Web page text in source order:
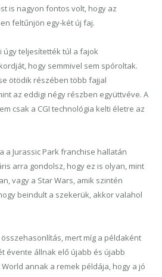
is nagyon fontos volt, hogy az
feltűnjön egy-két új faj.
úgy teljesítették túl a fajok
hogy semmivel sem spóroltak.
ötödik részében több fajjal
az eddigi négy részben együttvéve. A
csak a CGI technológia kelti életre az
a Jurassic Park franchise hallatán
arra gondolsz, hogy ez is olyan, mint
vagy a Star Wars, amik szintén
beindult a szekerük, akkor valahol
mert míg a példaként
évente állnak elő újabb és újabb
annak a remek példája, hogy a jó